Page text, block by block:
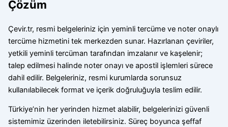
Çözüm
Çevir.tr, resmi belgeleriniz için yeminli tercüme ve noter onaylı
tercüme hizmetini tek merkezden sunar. Hazırlanan çeviriler,
yetkili yeminli tercüman tarafından imzalanır ve kaşelenir;
talep edilmesi halinde noter onayı ve apostil işlemleri sürece
dahil edilir. Belgeleriniz, resmi kurumlarda sorunsuz
kullanılabilecek format ve içerik doğruluğuyla teslim edilir.
Türkiye’nin her yerinden hizmet alabilir, belgelerinizi güvenli
sistemimiz üzerinden iletebilirsiniz. Süreç boyunca şeffaf